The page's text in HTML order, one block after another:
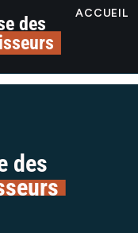
des
ACCUEIL
3
des